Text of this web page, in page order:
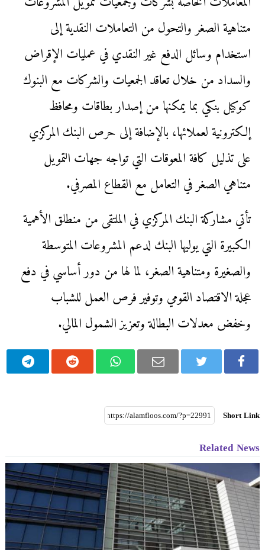
متناهية الصغر والتحول من التعاملات النقدية إلى
استخدام وسائل الدفع غير النقدي في عمليات الإقراض
والسداد من خلال تعاقد الجمعيات والشركات مع البنوك
كوكيل بنكي بما يمكنها من إصدار بطاقات ومحافظ
إلكترونية لعملائها، بالإضافة إلى حرص البنك المركزي
على تذليل كافة المعوقات التي تواجه جهات التمويل
متناهي الصغر في التعامل مع القطاع المصرفي.
تأتي مشاركة البنك المركزي في الملتقى من منطلق الأهمية
الكبيرة التي يوليها البنك لدعم المشروعات المتوسطة
والصغيرة ومتناهية الصغر، لما لها من دور أساسي في دفع
عجلة الاقتصاد القومي وتوفير فرص العمل للشباب
وخفض معدلات البطالة وتعزيز الشمول المالي.
Short Link
Related News